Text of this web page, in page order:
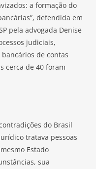
a formação do
defendida em
pela advogada Denise
judiciais,
de contas
cerca de 40 foram
do Brasil
tratava pessoas
Estado
sua